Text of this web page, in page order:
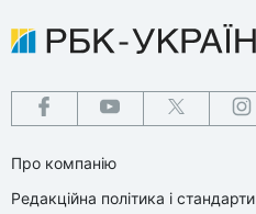
Про компанію
Редакційна політика і стандарти